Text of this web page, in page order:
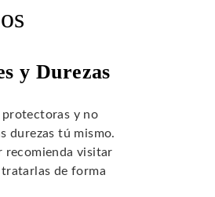
y Durezas
protectoras y no
durezas tú mismo.
recomienda visitar
de forma